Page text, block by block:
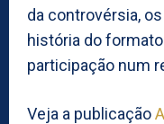
da controvérsia,
história do
participação num
Veja a publicação